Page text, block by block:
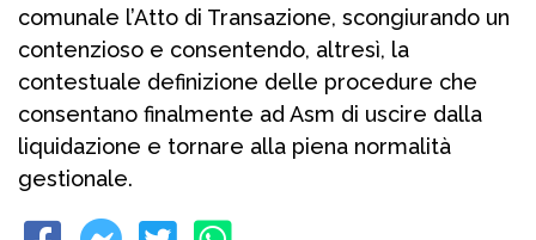
comunale l’Atto di Transazione, scongiurando un
contenzioso e consentendo, altresì, la
contestuale definizione delle procedure che
consentano finalmente ad Asm di uscire dalla
liquidazione e tornare alla piena normalità
gestionale.